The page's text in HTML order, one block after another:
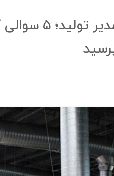
سوالات مصاحبه